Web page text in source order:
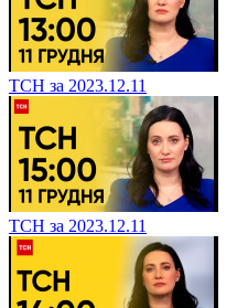
ТСН за 2023.12.11
ТСН за 2023.12.11